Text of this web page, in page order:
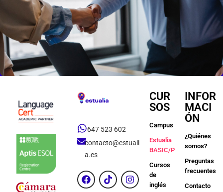
647 523 602
contacto@estuali
a.es
CUR
SOS
Campus
Estualia
BASIC/PREMIUM
Cursos
de
inglés
INFOR
MACI
ÓN
¿Quiénes
somos?
Preguntas
frecuentes
Contacto